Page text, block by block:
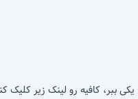
ببر، کافیه رو لینک زیر کلیک